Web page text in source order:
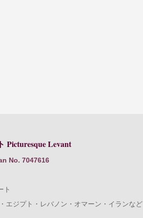
Picturesque Levant
No. 7047616
ト
エジプト・レバノン・オマーン・イランなど